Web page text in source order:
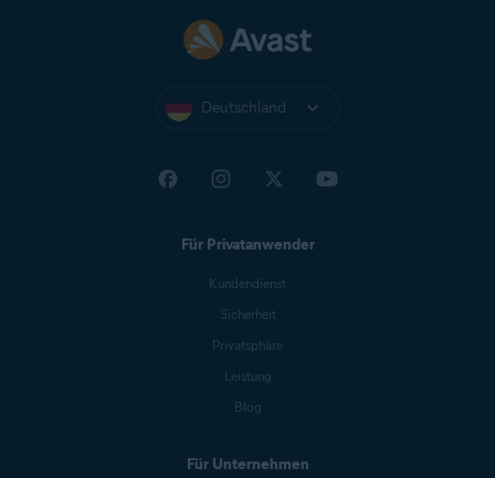
Deutschland
Für Privatanwender
Kundendienst
Sicherheit
Privatsphäre
Leistung
Blog
Für Unternehmen